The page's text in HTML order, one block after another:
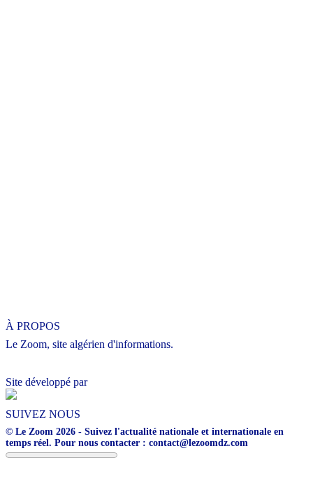
À PROPOS
Le Zoom, site algérien d'informations.
Site développé par
SUIVEZ NOUS
© Le Zoom 2026 - Suivez l'actualité nationale et internationale en
temps réel. Pour nous contacter : contact@lezoomdz.com